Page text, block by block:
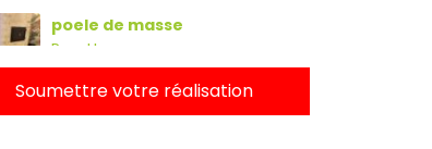
poele de masse
Parette
Soumettre votre réalisation